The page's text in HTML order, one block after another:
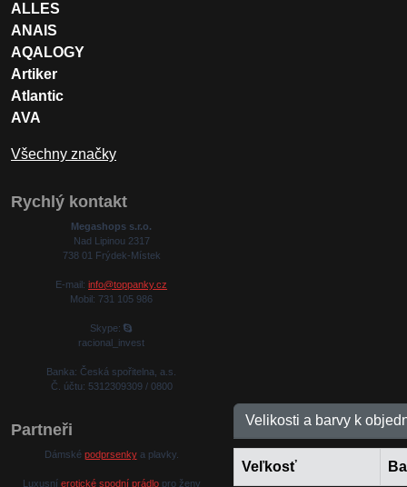
Velikosti a barvy k
Veľkosť
ALLES
ANAIS
AQALOGY
Artiker
Atlantic
AVA
Všechny značky
Rychlý kontakt
Megashops s.r.o.
Nad Lipinou 2317
738 01 Frýdek-Místek
E-mail: info@toppanky.cz
Mobil: 731 105 986
Skype:
racional_invest
Banka: Česká spořitelna, a.s.
Č. účtu: 5312309309 / 0800
Partneři
Dámské podprsenkya plavky.
Luxusní erotické spodní prádlopro ženy